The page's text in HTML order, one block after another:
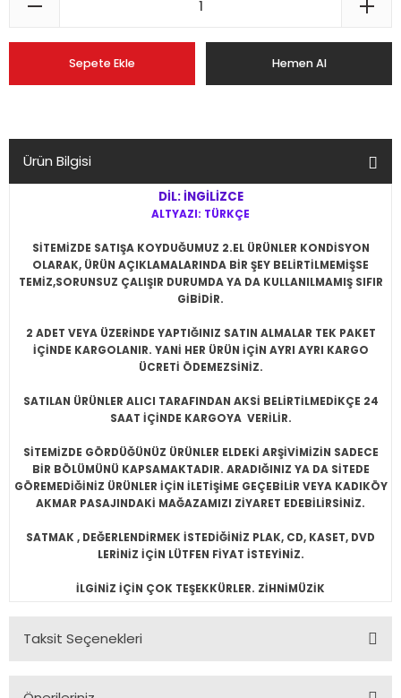
Sepete Ekle Hemen Al
Ürün Bilgisi
DİL: İNGİLİZCE
ALTYAZI: TÜRKÇE
SİTEMİZDE SATIŞA KOYDUĞUMUZ 2.EL ÜRÜNLER KONDİSYON
OLARAK, ÜRÜN AÇIKLAMALARINDA BİR ŞEY BELİRTİLMEMİŞSE
TEMİZ,SORUNSUZ ÇALIŞIR DURUMDA YA DA KULLANILMAMIŞ SIFIR
GİBİDİR.
2 ADET VEYA ÜZERİNDE YAPTIĞINIZ SATIN ALMALAR TEK PAKET
İÇİNDE KARGOLANIR. YANİ HER ÜRÜN İÇİN AYRI AYRI KARGO
ÜCRETİ ÖDEMEZSİNİZ.
SATILAN ÜRÜNLER ALICI TARAFINDAN AKSİ BELİRTİLMEDİKÇE 24
SAAT İÇİNDE KARGOYA VERİLİR.
SİTEMİZDE GÖRDÜĞÜNÜZ ÜRÜNLER ELDEKİ ARŞİVİMİZİN SADECE
BİR BÖLÜMÜNÜ KAPSAMAKTADIR. ARADIĞINIZ YA DA SİTEDE
GÖREMEDİĞİNİZ ÜRÜNLER İÇİN İLETİŞİME GEÇEBİLİR VEYA KADIKÖY
AKMAR PASAJINDAKİ MAĞAZAMIZI ZİYARET EDEBİLİRSİNİZ.
SATMAK , DEĞERLENDİRMEK İSTEDİĞİNİZ PLAK, CD, KASET, DVD
LERİNİZ İÇİN LÜTFEN FİYAT İSTEYİNİZ.
İLGİNİZ İÇİN ÇOK TEŞEKKÜRLER. ZİHNİMÜZİK
Taksit Seçenekleri